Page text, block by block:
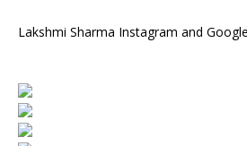
Lakshmi Sharma Instagram and